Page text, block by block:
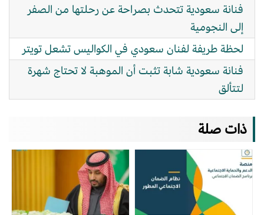
فنانة سعودية تتحدث بصراحة عن رحلتها من الصفر
إلى النجومية
لحظة طريفة لفنان سعودي في الكواليس تشعل تويتر
فنانة سعودية شابة تثبت أن الموهبة لا تحتاج شهرة
لتتألق
ذات صلة